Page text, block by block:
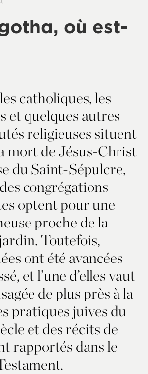
où est-
catholiques, les
et quelques autres
religieuses situent
mort de Jésus-Christ
du Saint-Sépulcre,
congrégations
optent pour une
proche de la
Toutefois,
ont été avancées
et l’une d’elles vaut
de plus près à la
pratiques juives du
et des récits de
rapportés dans le